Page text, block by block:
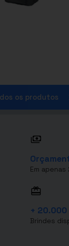
os produtos
Em apenas
+ 20.000
Brindes